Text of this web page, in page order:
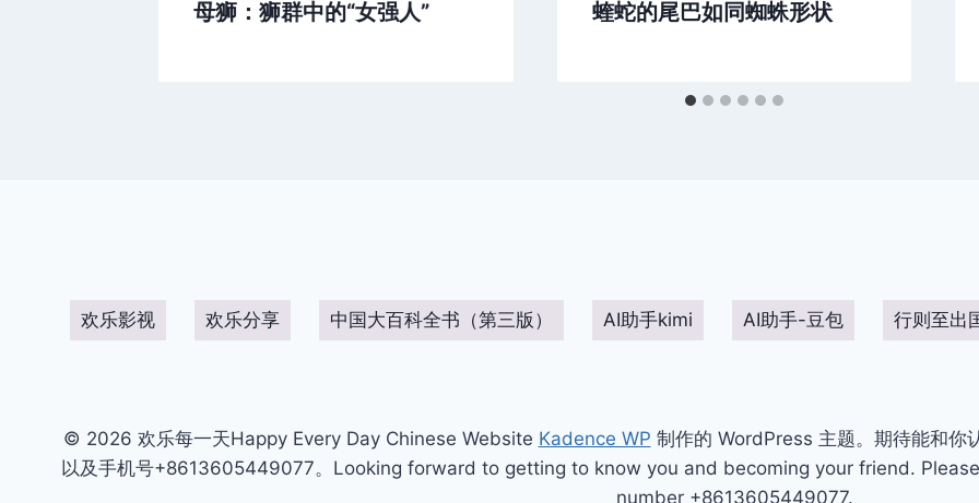
母狮：狮群中的“女强人” 蝰蛇的尾巴如同蜘蛛形状
欢乐影视 欢乐分享 中国大百科全书（第三版） AI助手kimi AI助手-豆包 行则至出
© 2026 欢乐每一天Happy Every Day Chinese Website Kadence WP 制作的 WordPress 主题。期待能和你
以及手机号+8613605449077。Looking forward to getting to know you and becoming your friend.
number +8613605449077.